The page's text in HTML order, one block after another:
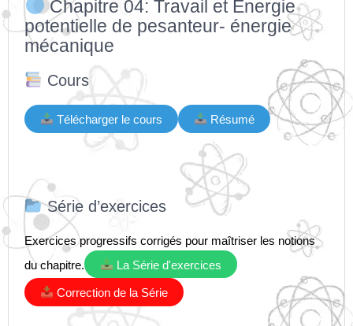
Chapitre 04: Travail et Energie
potentielle de pesanteur- énergie
mécanique
Cours
Télécharger le cours Résumé
Série d’exercices
Exercices progressifs corrigés pour maîtriser les notions
du chapitre.
La Série d'exercices
Correction de la Série